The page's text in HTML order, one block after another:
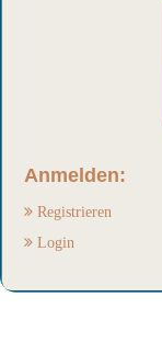
Anmelden:
Registrieren
Login